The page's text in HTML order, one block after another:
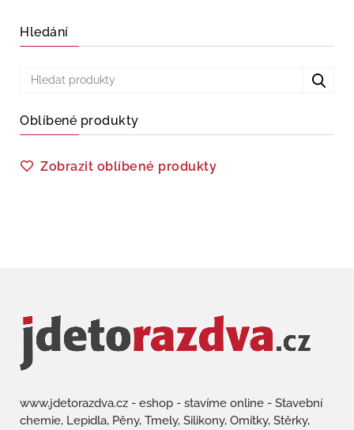
Hledání
Oblíbené produkty
Zobrazit oblíbené produkty
www.jdetorazdva.cz - eshop - stavíme online - Stavební
chemie, Lepidla, Pěny, Tmely, Silikony, Omítky, Stěrky,